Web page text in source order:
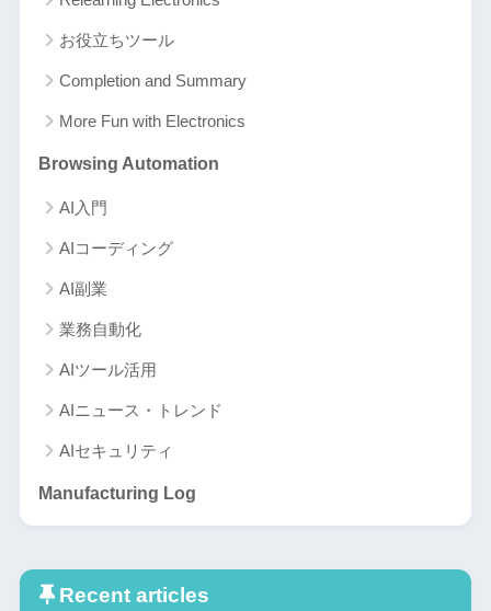
お役立ちツール
Completion and Summary
More Fun with Electronics
Browsing Automation
AI入門
AIコーディング
AI副業
業務自動化
AIツール活用
AIニュース・トレンド
AIセキュリティ
Manufacturing Log
Recent articles